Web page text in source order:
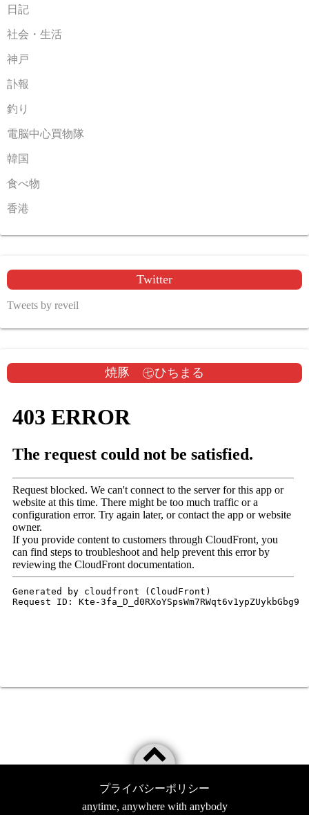
日記
社会・生活
神戸
訃報
釣り
電脳中心買物隊
韓国
食べ物
香港
Twitter
Tweets by reveil
焼豚 ㊆ひちまる
プライバシーポリシー
anytime, anywhere with anybody